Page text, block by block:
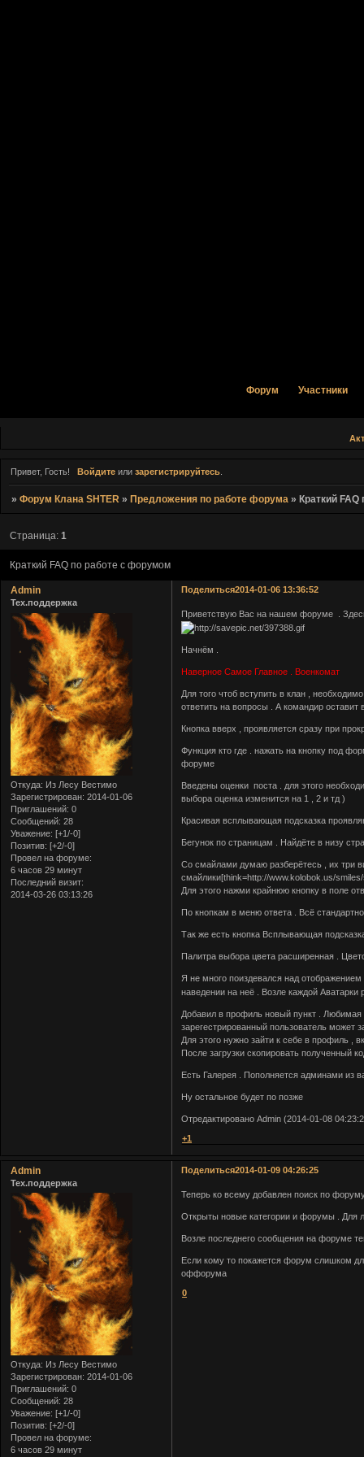
Форум Участники
Привет, Гость! Войдитеили зарегистрируйтесь.
»Форум Клана SHTER » Предложения по работе форума » Краткий
Краткий FAQ по работе с форумом
Страница:1
Поделиться2014-01-06 13:36:52
Admin
Тех.поддержка
Откуда: Из Лесу Вестимо
Зарегистрирован: 2014-01-06
Приглашений: 0
Сообщений: 28
Уважение: [+1/-0]
Позитив: [+2/-0]
Провел на форуме:
6 часов 29 минут
Последний визит:
2014-03-26 03:13:26
Приветствую Вас на нашем форуме .
Начнём .
Наверное Самое Главное . Военкомат
Для того чтоб вступить в клан ,
ответить на вопросы . А командир оставит
Кнопка вверх , проявляется сразу при
Функция кто где . нажать на кнопку под
форуме
Введены оценки поста . для этого
выбора оценка изменится на 1 , 2 и тд )
Красивая всплывающая подсказка
Бегунок по страницам . Найдёте в низу
Со смайлами думаю разберётесь , их три
смайлики[think=http://www.kolobok.us/
Для этого нажми крайнюю кнопку в поле
По кнопкам в меню ответа . Всё
Так же есть кнопка Всплывающая
Палитра выбора цвета расширенная .
Я не много поиздевался над
наведении на неё . Возле каждой
Добавил в профиль новый пункт .
зарегестрированный пользователь может
Для этого нужно зайти к себе в профиль ,
После загрузки скопировать полученный
Есть Галерея . Пополняется админами из
Ну остальное будет по позже
Отредактировано Admin (2014-01-08
+1
Поделиться2014-01-09 04:26:25
Admin
Тех.поддержка
Откуда: Из Лесу Вестимо
Зарегистрирован: 2014-01-06
Приглашений: 0
Сообщений: 28
Уважение: [+1/-0]
Позитив: [+2/-0]
Провел на форуме:
6 часов 29 минут
Теперь ко всему добавлен поиск по
Открыты новые категории и форумы . Для
Возле последнего сообщения на форуме
Если кому то покажется форум слишком
оффорума
0